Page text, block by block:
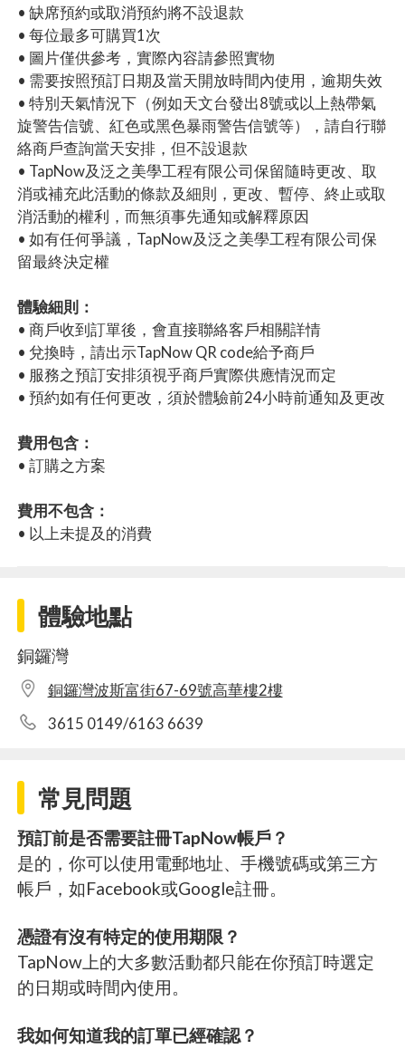
• 缺席預約或取消預約將不設退款
• 每位最多可購買1次
• 圖片僅供參考，實際內容請參照實物
• 需要按照預訂日期及當天開放時間內使用，逾期失效
• 特別天氣情況下（例如天文台發出8號或以上熱帶氣
旋警告信號、紅色或黑色暴雨警告信號等），請自行聯
絡商戶查詢當天安排，但不設退款
• TapNow及泛之美學工程有限公司保留隨時更改、取
消或補充此活動的條款及細則，更改、暫停、終止或取
消活動的權利，而無須事先通知或解釋原因
• 如有任何爭議，TapNow及泛之美學工程有限公司保
留最終決定權
體驗細則：
• 商戶收到訂單後，會直接聯絡客戶相關詳情
• 兌換時，請出示TapNow QR code給予商戶
• 服務之預訂安排須視乎商戶實際供應情況而定
• 預約如有任何更改，須於體驗前24小時前通知及更改
費用包含：
• 訂購之方案
費用不包含：
• 以上未提及的消費
體驗地點
銅鑼灣
銅鑼灣波斯富街67-69號高華樓2樓
3615 0149/6163 6639
常見問題
預訂前是否需要註冊TapNow帳戶？
是的，你可以使用電郵地址、手機號碼或第三方
帳戶，如Facebook或Google註冊。
憑證有沒有特定的使用期限？
TapNow上的大多數活動都只能在你預訂時選定
的日期或時間內使用。
我如何知道我的訂單已經確認？